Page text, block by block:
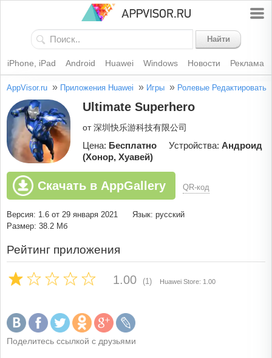
Найти
iPhone, iPad Android Huawei Windows Новости Реклама
AppVisor.ru » Приложения Huawei » Игры » Ролевые Редактировать
Ultimate Superhero
от 深圳快乐游科技有限公司
Цена: Бесплатно Устройства: Андроид
(Хонор, Хуавей)
Скачать в AppGallery QR-код
Версия: 1.6 от 29 января 2021
Язык: русский
Размер: 38.2 Мб
Рейтинг приложения
1.00 (1) Huawei Store: 1.00
Поделитесь ссылкой с друзьями